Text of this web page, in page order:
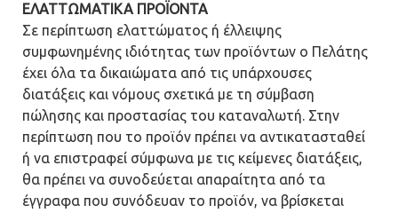
ΕΛΑΤΤΩΜΑΤΙΚΑ ΠΡΟЇΟΝΤΑ
Σε περίπτωση ελαττώματος ή έλλειψης
συμφωνημένης ιδιότητας των προϊόντων ο Πελάτης
έχει όλα τα δικαιώματα από τις υπάρχουσες
διατάξεις και νόμους σχετικά με τη σύμβαση
πώλησης και προστασίας του καταναλωτή. Στην
περίπτωση που το προϊόν πρέπει να αντικατασταθεί
ή να επιστραφεί σύμφωνα με τις κείμενες διατάξεις,
θα πρέπει να συνοδεύεται απαραίτητα από τα
έγγραφα που συνόδευαν το προϊόν, να βρίσκεται